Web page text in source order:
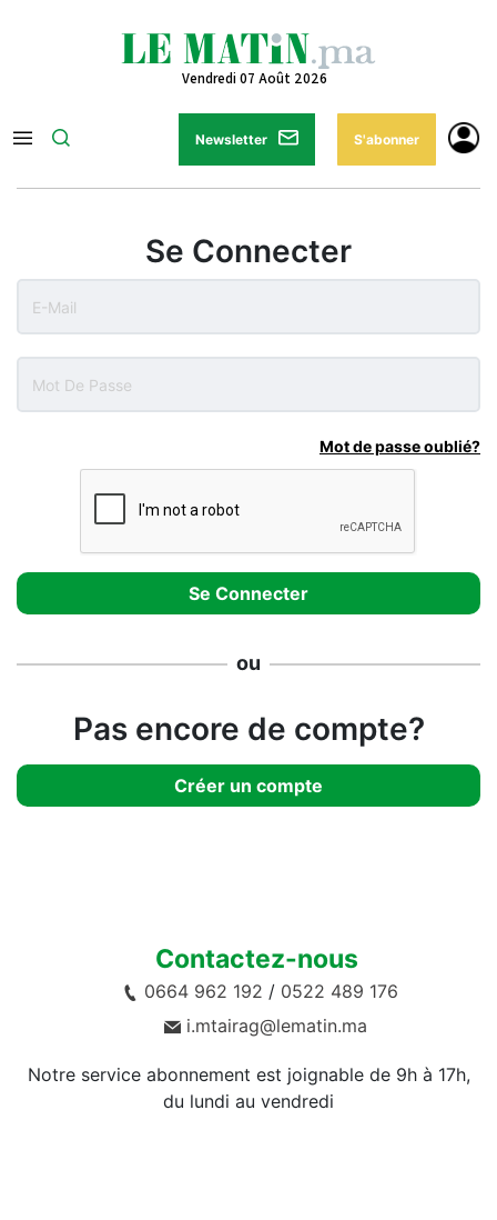
Vendredi 07 Août 2026
Newsletter S'abonner
Se Connecter
Mot de passe oublié?
ou
Pas encore de compte?
Créer un compte
Contactez-nous
0664 962 192 / 0522 489 176
i.mtairag@lematin.ma
Notre service abonnement est joignable de 9h à 17h,
du lundi au vendredi